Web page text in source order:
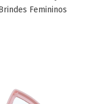
Femininos